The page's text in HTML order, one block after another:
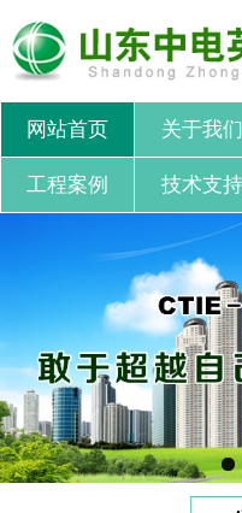
网站首页 关于我们
工程案例 技术支持